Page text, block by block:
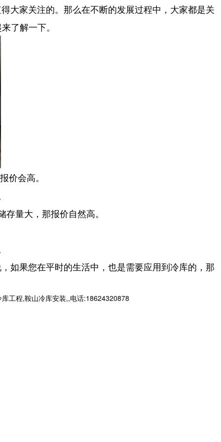
家关注的。那么在不断的发展过程中，大家都是关
了解一下。
价会高。
量大，那报价自然高。
如果您在平时的生活中，也是需要应用到冷库的，那
工程,鞍山冷库安装,,电话:18624320878